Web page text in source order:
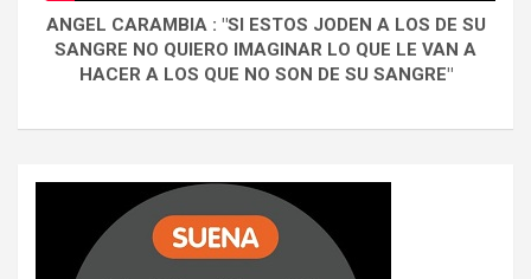
ANGEL CARAMBIA : "SI ESTOS JODEN A LOS DE SU
SANGRE NO QUIERO IMAGINAR LO QUE LE VAN A
HACER A LOS QUE NO SON DE SU SANGRE"